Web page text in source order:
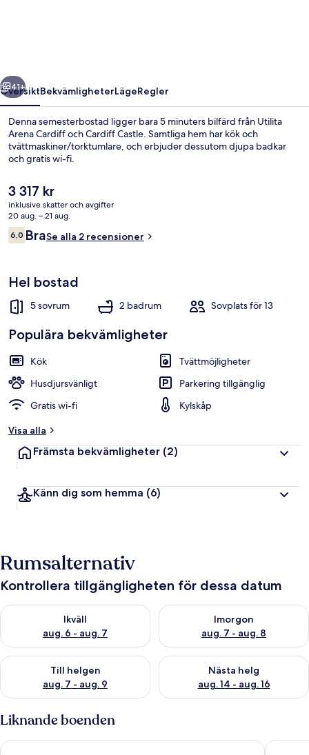
Nästa
41+
ÖversiktBekvämligheterLägeRegler
Denna semesterbostad ligger bara 5 minuters bilfärd från Utilita
Arena Cardiff och Cardiff Castle. Samtliga hem har kök och
tvättmaskiner/torktumlare, och erbjuder dessutom djupa badkar
och gratis wi-fi.
Det
nuvarande
priset
är
3 317 kr
3 317 kr
inklusive skatter och avgifter
20 aug. – 21 aug.
Recensioner
6,06,0 av 10,
BraSe alla 2 recensioner
Hel bostad
5 sovrum 2 badrum Sovplats för 13
Populära bekvämligheter
Kök
Tvättmöjligheter
Husdjursvänligt
Parkering tillgänglig
Gratis wi-fi
Kylskåp
Visa alla
Främsta bekvämligheter (2)
Känn dig som hemma (6)
Rumsalternativ
Kontrollera tillgängligheten för dessa datum
Ikväll
aug. 6 - aug. 7
Kontrollera tillgängligheten för ikväll aug. 6 - aug. 7
Imorgon
aug. 7 - aug. 8
Kontrollera tillgängligheten
Till helgen
aug. 7 - aug. 9
Kontrollera tillgängligheten för den här helgen aug. 7 - aug. 9
Nästa helg
aug. 14 - aug. 16
Kontrollera tillgängligheten
Liknande boenden
Cardiff Bute Terrace Hotel By Belvilla Future